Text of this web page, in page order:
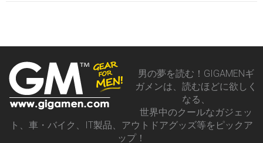
男の夢を読む！GIGAMENギ
ガメンは、読むほどに欲しく
なる、
世界中のクールなガジェッ
ト、車・バイク、IT製品、アウトドアグッズ等をピックア
ップ！